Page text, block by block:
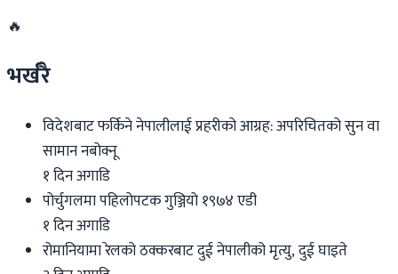
🔥
भर्खरै
विदेशबाट फर्किने नेपालीलाई प्रहरीको आग्रह: अपरिचितको सुन वा
सामान नबोक्नू
१ दिन अगाडि
पोर्चुगलमा पहिलोपटक गुञ्जियो १९७४ एडी
१ दिन अगाडि
रोमानियामा रेलको ठक्करबाट दुई नेपालीको मृत्यु, दुई घाइते